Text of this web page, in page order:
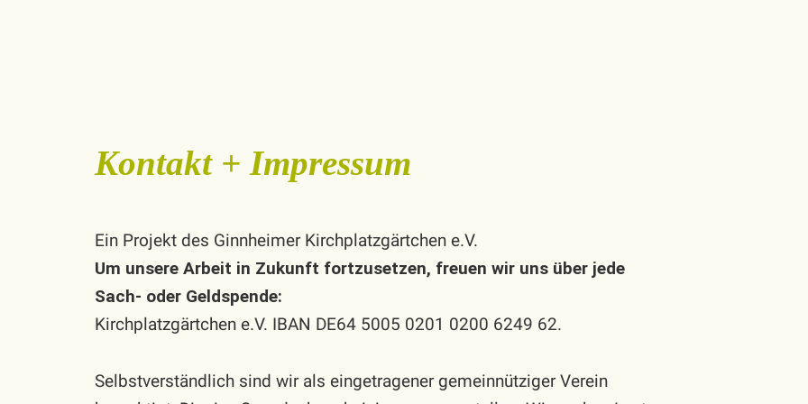
Kontakt + Impressum
Ein Projekt des Ginnheimer Kirchplatzgärtchen e.V.
Um unsere Arbeit in Zukunft fortzusetzen, freuen wir uns über jede
Sach- oder Geldspende:
Kirchplatzgärtchen e.V. IBAN DE64 5005 0201 0200 6249 62.
Selbstverständlich sind wir als eingetragener gemeinnütziger Verein